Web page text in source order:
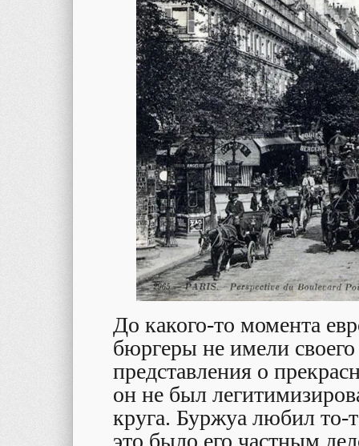
До какого-то момента
бюргеры не имели своего
представления о
он не был
круга. Буржуа любил то-
это было его частным